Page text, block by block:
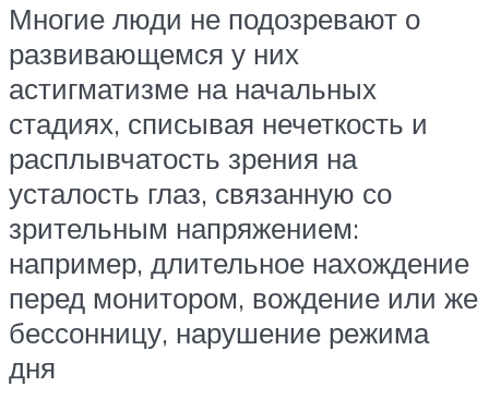
Многие люди не подозревают о
развивающемся у них
астигматизме на начальных
стадиях, списывая нечеткость и
расплывчатость зрения на
усталость глаз, связанную со
зрительным напряжением:
например, длительное нахождение
перед монитором, вождение или же
бессонницу, нарушение режима
дня